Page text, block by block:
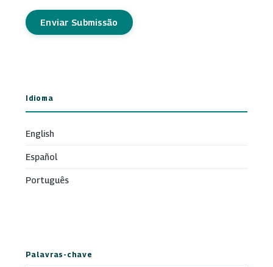
Enviar Submissão
Idioma
English
Español
Português
Palavras-chave